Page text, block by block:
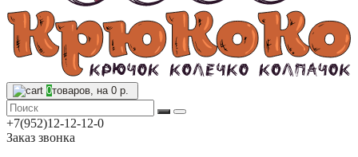
0товаров, на 0 р.
+7(952)12-12-12-0
Заказ звонка